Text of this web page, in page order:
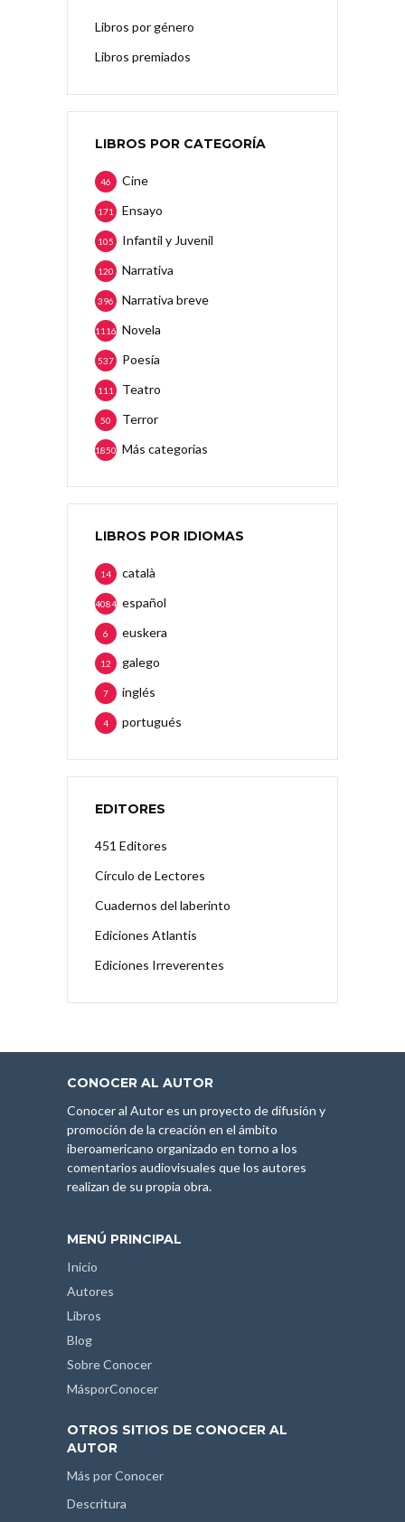
Libros por género
Libros premiados
LIBROS POR CATEGORÍA
Cine
46
Ensayo
171
Infantil y Juvenil
105
Narrativa
120
Narrativa breve
396
Novela
1116
Poesía
537
Teatro
111
Terror
50
Más categorias
1850
LIBROS POR IDIOMAS
català
14
español
4084
euskera
6
galego
12
inglés
7
portugués
4
EDITORES
451 Editores
Círculo de Lectores
Cuadernos del laberinto
Ediciones Atlantis
Ediciones Irreverentes
CONOCER AL AUTOR
Conocer al Autor es un proyecto de difusión y
promoción de la creación en el ámbito
iberoamericano organizado en torno a los
comentarios audiovisuales que los autores
realizan de su propia obra.
MENÚ PRINCIPAL
Inicio
Autores
Libros
Blog
Sobre Conocer
MásporConocer
OTROS SITIOS DE CONOCER AL
AUTOR
Más por Conocer
Descritura